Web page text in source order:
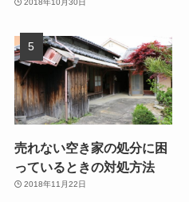
2018年10月30日
売れない空き家の処分に困
っているときの対処方法
2018年11月22日